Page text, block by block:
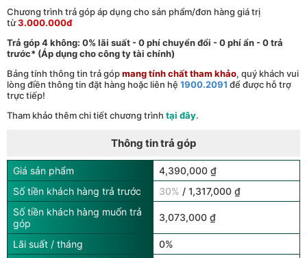
Chương trình trả góp áp dụng cho sản phẩm/đơn hàng giá trị
từ3.000.000đ
Trả góp 4 không: 0% lãi suất - 0 phí chuyển đổi - 0 phí ẩn - 0 trả
trước* (Áp dụng cho công ty tài chính)
Bảng tính thông tin trả gópmang tính chất tham khảo, quý khách vui
lòng điền thông tin đặt hàng hoặc liên hệ 1900.2091 để được hỗ trợ
trực tiếp!
Tham khảo thêm chi tiết chương trình tại đây.
Thông tin trả góp
Giá sản phẩm
4,390,000 ₫
Số tiền khách hàng trả trước
30% / 1,317,000 ₫
Số tiền khách hàng muốn trả
góp
3,073,000 ₫
Lãi suất / tháng
0%